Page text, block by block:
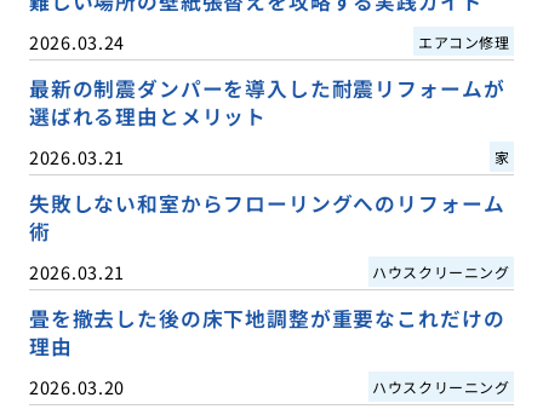
2026.03.24 エアコン修理
最新の制震ダンパーを導入した耐震リフォームが
選ばれる理由とメリット
2026.03.21 家
失敗しない和室からフローリングへのリフォーム
術
2026.03.21 ハウスクリーニング
畳を撤去した後の床下地調整が重要なこれだけの
理由
2026.03.20 ハウスクリーニング